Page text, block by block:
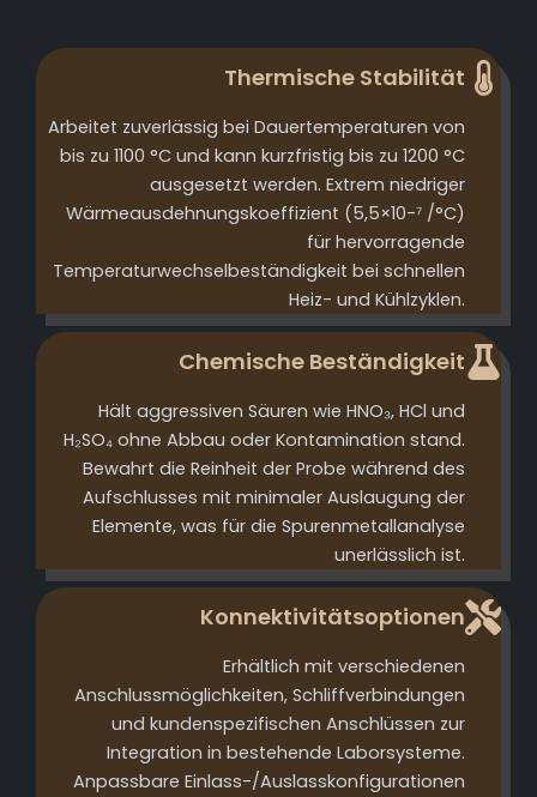
Thermische Stabilität
Arbeitet zuverlässig bei Dauertemperaturen von
bis zu 1100 °C und kann kurzfristig bis zu 1200 °C
ausgesetzt werden. Extrem niedriger
Wärmeausdehnungskoeffizient (5,5×10-⁷ /°C)
für hervorragende
Temperaturwechselbeständigkeit bei schnellen
Heiz- und Kühlzyklen.
Chemische Beständigkeit
Hält aggressiven Säuren wie HNO₃, HCl und
H₂SO₄ ohne Abbau oder Kontamination stand.
Bewahrt die Reinheit der Probe während des
Aufschlusses mit minimaler Auslaugung der
Elemente, was für die Spurenmetallanalyse
unerlässlich ist.
Konnektivitätsoptionen
Erhältlich mit verschiedenen
Anschlussmöglichkeiten, Schliffverbindungen
und kundenspezifischen Anschlüssen zur
Integration in bestehende Laborsysteme.
Anpassbare Einlass-/Auslasskonfigurationen